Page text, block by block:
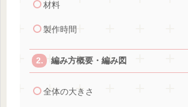
材料
製作時間
編み方概要・編み図
全体の大きさ